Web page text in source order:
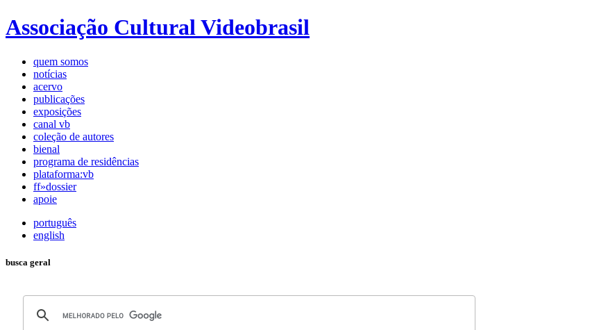
Associação Cultural Videobrasil
quem somos
notícias
acervo
publicações
exposições
canal vb
coleção de autores
bienal
programa de residências
plataforma:vb
ff»dossier
apoie
português
english
busca geral